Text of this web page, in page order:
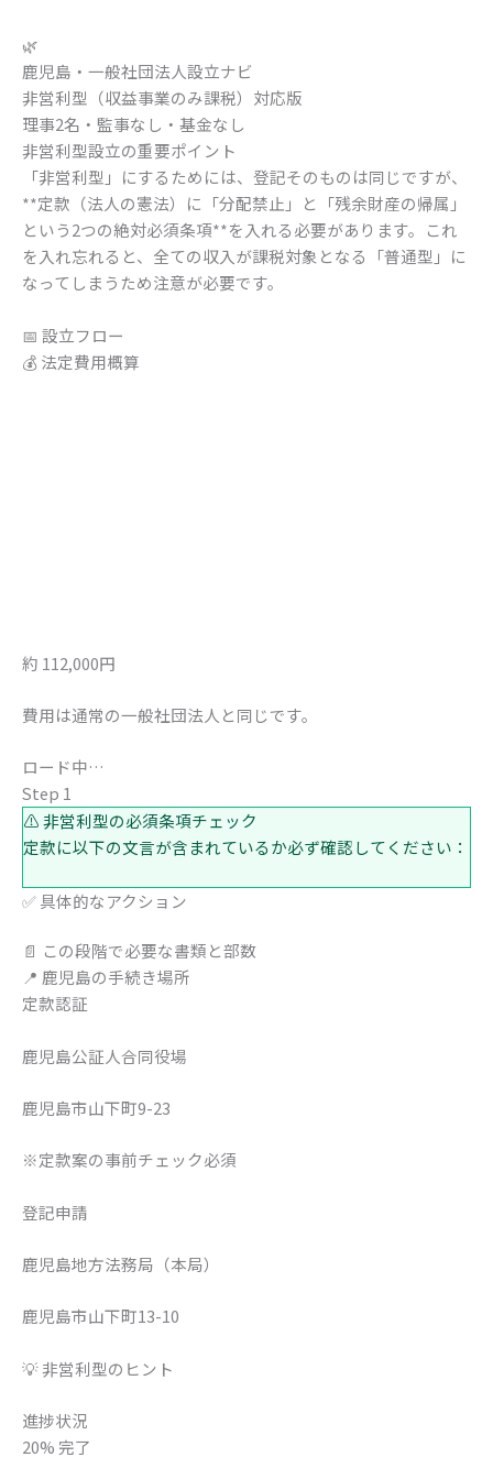
🌿
鹿児島・一般社団法人設立ナビ
非営利型（収益事業のみ課税）対応版
理事2名・監事なし・基金なし
非営利型設立の重要ポイント
「非営利型」にするためには、登記そのものは同じですが、
**定款（法人の憲法）に「分配禁止」と「残余財産の帰属」
という2つの絶対必須条項**を入れる必要があります。これ
を入れ忘れると、全ての収入が課税対象となる「普通型」に
なってしまうため注意が必要です。
📅 設立フロー
💰 法定費用概算
約 112,000円
費用は通常の一般社団法人と同じです。
ロード中…
Step 1
⚠️非営利型の必須条項チェック
定款に以下の文言が含まれているか必ず確認してください：
✅ 具体的なアクション
📄 この段階で必要な書類と部数
📍 鹿児島の手続き場所
定款認証
鹿児島公証人合同役場
鹿児島市山下町9-23
※定款案の事前チェック必須
登記申請
鹿児島地方法務局（本局）
鹿児島市山下町13-10
💡 非営利型のヒント
進捗状況
20% 完了